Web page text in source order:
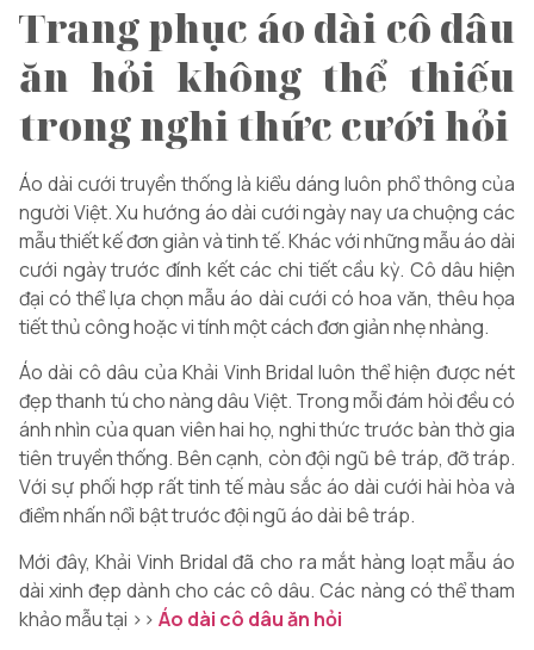
Trang phục áo dài cô dâu
ăn hỏi không thể thiếu
trong nghi thức cưới hỏi
Áo dài cưới truyền thống là kiểu dáng luôn phổ thông của
người Việt. Xu hướng áo dài cưới ngày nay ưa chuộng các
mẫu thiết kế đơn giản và tinh tế. Khác với những mẫu áo dài
cưới ngày trước đính kết các chi tiết cầu kỳ. Cô dâu hiện
đại có thể lựa chọn mẫu áo dài cưới có hoa văn, thêu họa
tiết thủ công hoặc vi tính một cách đơn giản nhẹ nhàng.
Áo dài cô dâu của Khải Vinh Bridal luôn thể hiện được nét
đẹp thanh tú cho nàng dâu Việt. Trong mỗi đám hỏi đều có
ánh nhìn của quan viên hai họ, nghi thức trước bàn thờ gia
tiên truyền thống. Bên cạnh, còn đội ngũ bê tráp, đỡ tráp.
Với sự phối hợp rất tinh tế màu sắc áo dài cưới hài hòa và
điểm nhấn nổi bật trước đội ngũ áo dài bê tráp.
Mới đây, Khải Vinh Bridal đã cho ra mắt hàng loạt mẫu áo
dài xinh đẹp dành cho các cô dâu. Các nàng có thể tham
khảo mẫu tại >> Áo dài cô dâu ăn hỏi